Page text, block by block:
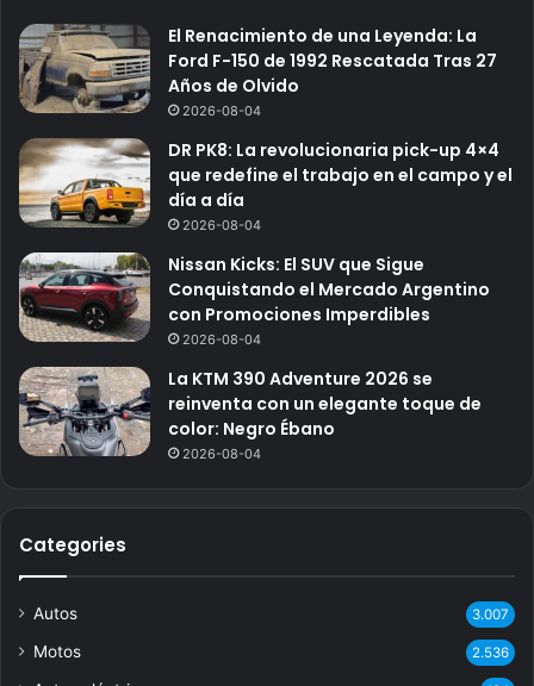
El Renacimiento de una Leyenda: La
Ford F-150 de 1992 Rescatada Tras 27
Años de Olvido
2026-08-04
DR PK8: La revolucionaria pick-up 4×4
que redefine el trabajo en el campo y el
día a día
2026-08-04
Nissan Kicks: El SUV que Sigue
Conquistando el Mercado Argentino
con Promociones Imperdibles
2026-08-04
La KTM 390 Adventure 2026 se
reinventa con un elegante toque de
color: Negro Ébano
2026-08-04
Categories
Autos 3.007
Motos 2.536